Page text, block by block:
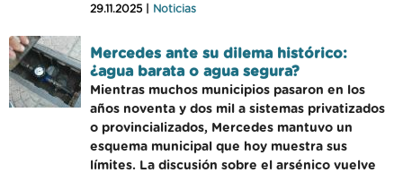
29.11.2025 | Noticias
Mercedes ante su dilema histórico:
¿agua barata o agua segura?
Mientras muchos municipios pasaron en los
años noventa y dos mil a sistemas privatizados
o provincializados, Mercedes mantuvo un
esquema municipal que hoy muestra sus
límites. La discusión sobre el arsénico vuelve